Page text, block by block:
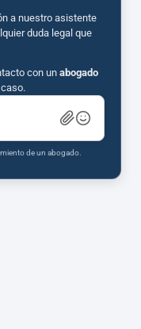
a nuestro asistente
duda legal que
con un abogado
de un abogado.